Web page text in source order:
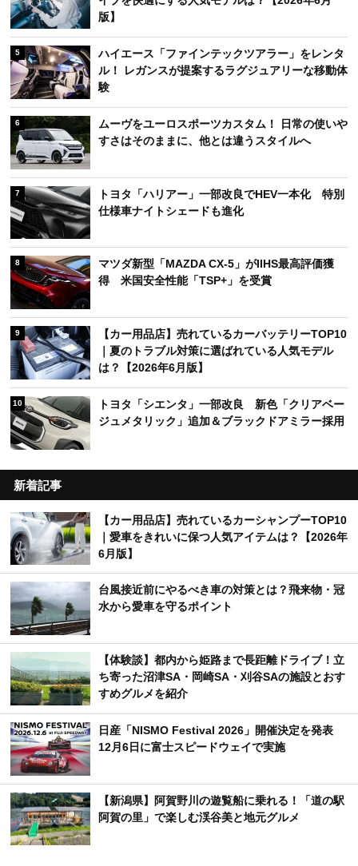
版】
5
ハイエース「ファインテックツアラー」をレンタ
ル！ レガンスが提案するラグジュアリーな移動体
験
6
ムーヴをユーロスポーツカスタム！ 日常の使いや
すさはそのままに、他とは違うスタイルへ
7
トヨタ「ハリアー」一部改良でHEV一本化 特別
仕様車ナイトシェードも進化
8
マツダ新型「MAZDA CX-5」がIIHS最高評価獲
得 米国安全性能「TSP+」を受賞
9
【カー用品店】売れているカーバッテリーTOP10
｜夏のトラブル対策に選ばれている人気モデル
は？【2026年6月版】
10
トヨタ「シエンタ」一部改良 新色「クリアベー
ジュメタリック」追加＆ブラックドアミラー採用
新着記事
【カー用品店】売れているカーシャンプーTOP10
｜愛車をきれいに保つ人気アイテムは？【2026年
6月版】
台風接近前にやるべき車の対策とは？飛来物・冠
水から愛車を守るポイント
【体験談】都内から姫路まで長距離ドライブ！立
ち寄った沼津SA・岡崎SA・刈谷SAの施設とおす
すめグルメを紹介
日産「NISMO Festival 2026」開催決定を発表
12月6日に富士スピードウェイで実施
【新潟県】阿賀野川の遊覧船に乗れる！「道の駅
阿賀の里」で楽しむ渓谷美と地元グルメ